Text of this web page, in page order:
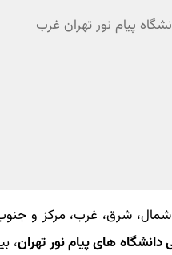
شمال، شرق، غرب، مرکز و
دانشگاه‌ های پیام نور تهران،